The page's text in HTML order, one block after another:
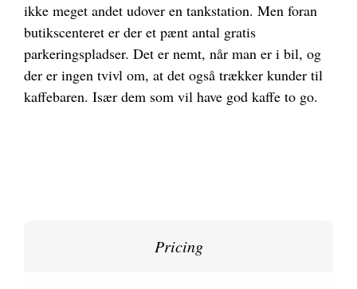
ikke meget andet udover en tankstation. Men foran
butikscenteret er der et pænt antal gratis
parkeringspladser. Det er nemt, når man er i bil, og
der er ingen tvivl om, at det også trækker kunder til
kaffebaren. Især dem som vil have god kaffe to go.
Pricing